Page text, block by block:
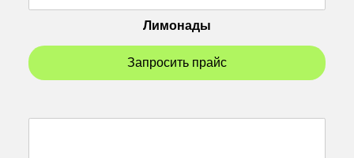
Лимонады
Запросить прайс